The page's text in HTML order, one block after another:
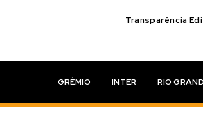
Transparência
GRÊMIO INTER RIO